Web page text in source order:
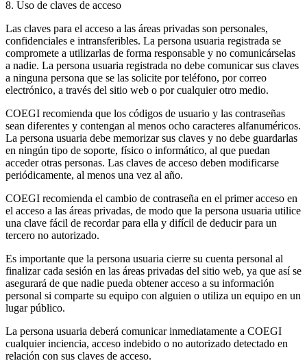
8. Uso de claves de acceso
Las claves para el acceso a las áreas privadas son personales,
confidenciales e intransferibles. La persona usuaria registrada se
compromete a utilizarlas de forma responsable y no comunicárselas
a nadie. La persona usuaria registrada no debe comunicar sus claves
a ninguna persona que se las solicite por teléfono, por correo
electrónico, a través del sitio web o por cualquier otro medio.
COEGI recomienda que los códigos de usuario y las contraseñas
sean diferentes y contengan al menos ocho caracteres alfanuméricos.
La persona usuaria debe memorizar sus claves y no debe guardarlas
en ningún tipo de soporte, físico o informático, al que puedan
acceder otras personas. Las claves de acceso deben modificarse
periódicamente, al menos una vez al año.
COEGI recomienda el cambio de contraseña en el primer acceso en
el acceso a las áreas privadas, de modo que la persona usuaria utilice
una clave fácil de recordar para ella y difícil de deducir para un
tercero no autorizado.
Es importante que la persona usuaria cierre su cuenta personal al
finalizar cada sesión en las áreas privadas del sitio web, ya que así se
asegurará de que nadie pueda obtener acceso a su información
personal si comparte su equipo con alguien o utiliza un equipo en un
lugar público.
La persona usuaria deberá comunicar inmediatamente a COEGI
cualquier inciencia, acceso indebido o no autorizado detectado en
relación con sus claves de acceso.